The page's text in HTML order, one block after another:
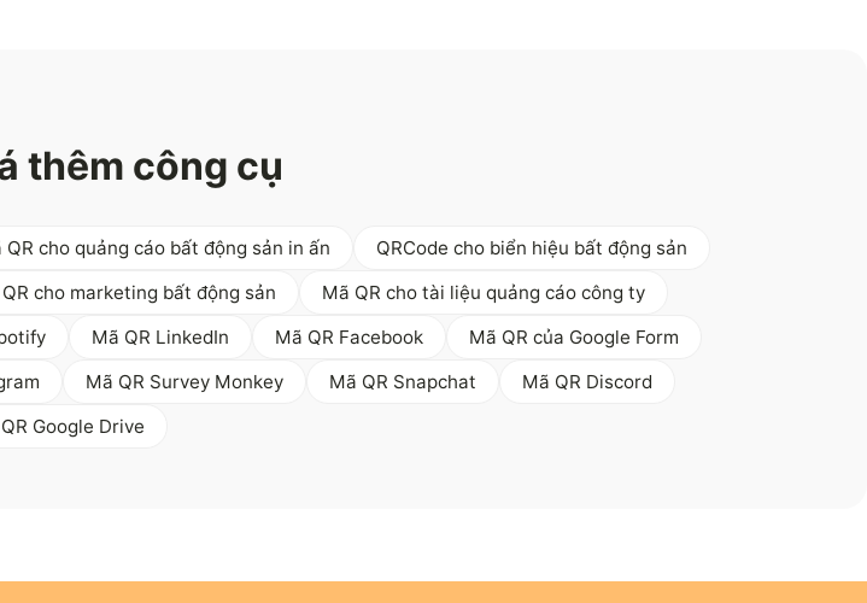
thêm công cụ
QR cho quảng cáo bất động sản in ấn
QRCode cho biển hiệu bất động sản
cho marketing bất động sản
Mã QR cho tài liệu quảng cáo công ty
Mã QR LinkedIn Mã QR Facebook
Mã QR của Google Form
Mã QR Survey Monkey Mã QR Snapchat
Mã QR Discord
Google Drive